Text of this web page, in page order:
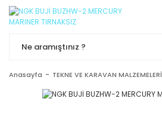
Anasayfa TEKNE VE KARAVAN MALZEMELERİ